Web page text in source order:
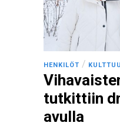
HENKILÖT /
tutkittiin
avulla